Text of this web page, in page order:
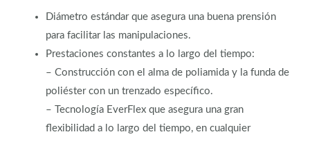
Diámetro estándar que asegura una buena prensión
para facilitar las manipulaciones.
Prestaciones constantes a lo largo del tiempo:
– Construcción con el alma de poliamida y la funda de
poliéster con un trenzado específico.
– Tecnología EverFlex que asegura una gran
flexibilidad a lo largo del tiempo, en cualquier